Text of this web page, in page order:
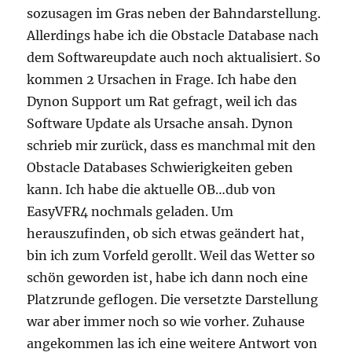
sozusagen im Gras neben der Bahndarstellung.
Allerdings habe ich die Obstacle Database nach
dem Softwareupdate auch noch aktualisiert. So
kommen 2 Ursachen in Frage. Ich habe den
Dynon Support um Rat gefragt, weil ich das
Software Update als Ursache ansah. Dynon
schrieb mir zurück, dass es manchmal mit den
Obstacle Databases Schwierigkeiten geben
kann. Ich habe die aktuelle OB…dub von
EasyVFR4 nochmals geladen. Um
herauszufinden, ob sich etwas geändert hat,
bin ich zum Vorfeld gerollt. Weil das Wetter so
schön geworden ist, habe ich dann noch eine
Platzrunde geflogen. Die versetzte Darstellung
war aber immer noch so wie vorher. Zuhause
angekommen las ich eine weitere Antwort von